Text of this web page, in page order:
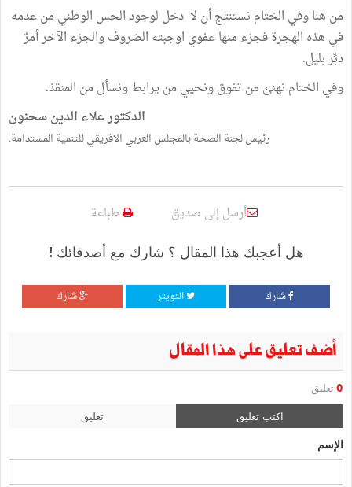
من هنا وفي الختام نستنتج أن لا دخل لوجود الحس الوطني من عدمه
في هذه الهجرة فجزء منها عفوي اوجبته الضروف والجزء الآخر أمرٌ
دبِّر بليل.
وفي الختام نهنئ من تفوق ونحيي من يرابط ونسأل من المنقذ.
الدكتور علاء الدين سحنون
رئيس لجنة الصحة بالمجلس العربي الافريقي للتنمية المستدامة.
أرسل إلى صديق طباعة
هل أعجبك هذا المقال ؟ شارك مع أصدقائك !
شارك التويتر شارك
أضف تعليق على هذا المقال
0 تعليق
اكتب تعليق تعليق
الإسم